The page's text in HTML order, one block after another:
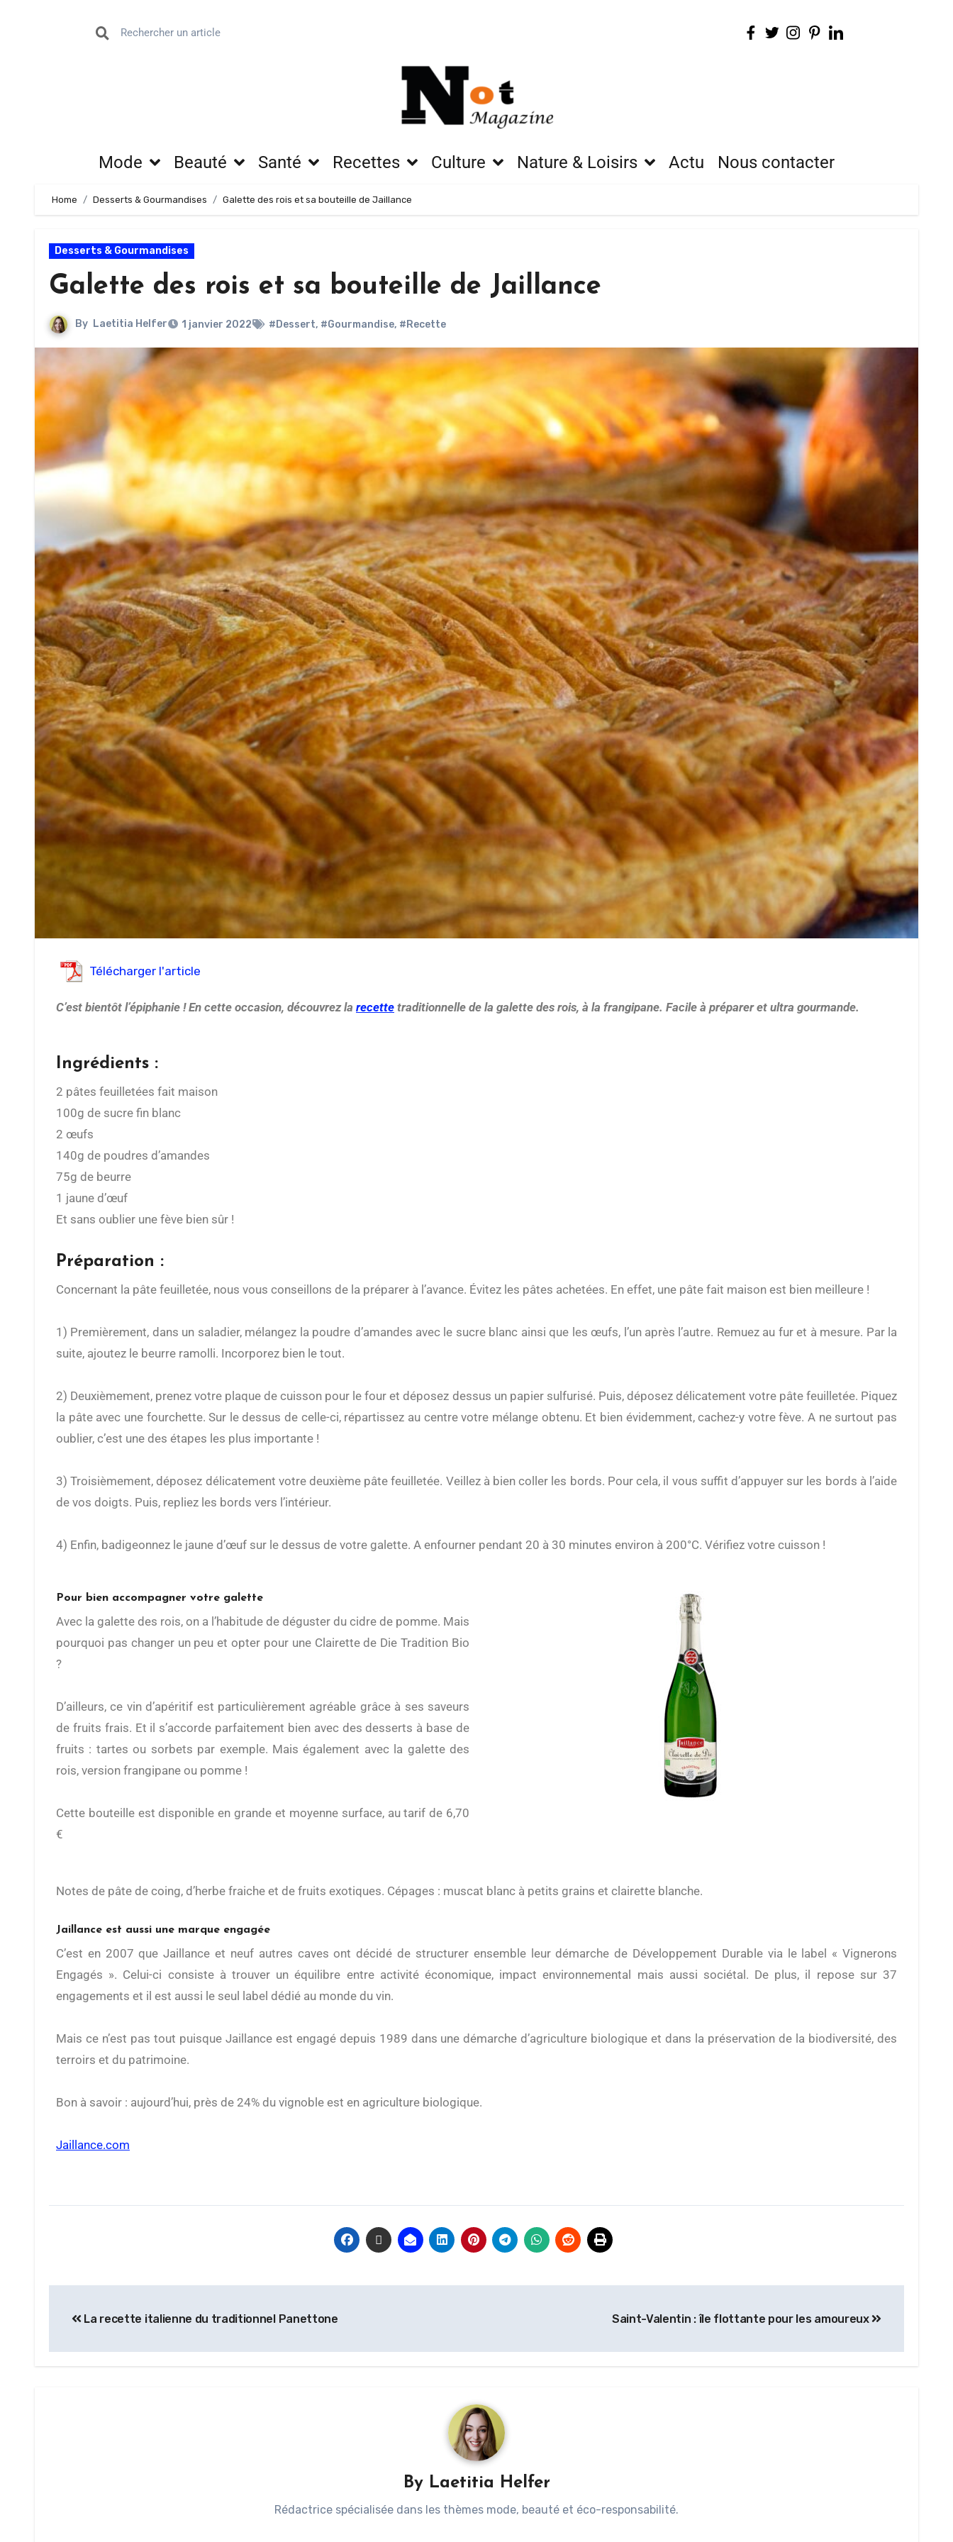
Mode Beauté Santé Recettes Culture Nature & Loisirs Actu Nous contacter
Home Desserts & Gourmandises Galette des rois et sa bouteille de Jaillance
Desserts & Gourmandises
Galette des rois et sa bouteille de Jaillance
By Laetitia Helfer 1 janvier 2022 #Dessert, #Gourmandise, #Recette
Télécharger l'article
C’est bientôt l’épiphanie ! En cette occasion, découvrez la recette traditionnelle de la galette des rois, à la frangipane. Facile à préparer et ultra gourmande.
Ingrédients :
2 pâtes feuilletées fait maison
100g de sucre fin blanc
2 œufs
140g de poudres d’amandes
75g de beurre
1 jaune d’œuf
Et sans oublier une fève bien sûr !
Préparation :
Concernant la pâte feuilletée, nous vous conseillons de la préparer à l’avance. Évitez les pâtes achetées. En effet, une pâte fait maison est bien meilleure !
1) Premièrement, dans un saladier, mélangez la poudre d’amandes avec le sucre blanc ainsi que les œufs, l’un après l’autre. Remuez au fur et à mesure. Par la
suite, ajoutez le beurre ramolli. Incorporez bien le tout.
2) Deuxièmement, prenez votre plaque de cuisson pour le four et déposez dessus un papier sulfurisé. Puis, déposez délicatement votre pâte feuilletée. Piquez
la pâte avec une fourchette. Sur le dessus de celle-ci, répartissez au centre votre mélange obtenu. Et bien évidemment, cachez-y votre fève. A ne surtout pas
oublier, c’est une des étapes les plus importante !
3) Troisièmement, déposez délicatement votre deuxième pâte feuilletée. Veillez à bien coller les bords. Pour cela, il vous suffit d’appuyer sur les bords à l’aide
de vos doigts. Puis, repliez les bords vers l’intérieur.
4) Enfin, badigeonnez le jaune d’œuf sur le dessus de votre galette. A enfourner pendant 20 à 30 minutes environ à 200°C. Vérifiez votre cuisson !
Pour bien accompagner votre galette
Avec la galette des rois, on a l’habitude de déguster du cidre de pomme. Mais
pourquoi pas changer un peu et opter pour une Clairette de Die Tradition Bio
?
D’ailleurs, ce vin d’apéritif est particulièrement agréable grâce à ses saveurs
de fruits frais. Et il s’accorde parfaitement bienavec des desserts à base de
fruits : tartes ou sorbets par exemple. Mais également avec la galette des
rois, version frangipane ou pomme !
Cette bouteille est disponible en grande et moyenne surface, au tarif de 6,70
€
Notes de pâte de coing, d’herbe fraiche et de fruits exotiques. Cépages : muscat blanc à petits grains et clairette blanche.
Jaillance est aussi une marque engagée
C’est en 2007 que Jaillance et neuf autres caves ont décidé de structurer ensemble leurdémarche de Développement Durable via le label « Vignerons
Engagés ». Celui-ci consiste à trouver un équilibre entre activité économique, impact environnemental mais aussi sociétal. De plus, il repose sur37
engagements et il est aussi le seul label dédié au monde du vin.
Mais ce n’est pas tout puisque Jaillance est engagédepuis 1989 dans une démarche d’agriculture biologique et dans la préservation de la biodiversité, des
terroirs et du patrimoine.
Bon à savoir : aujourd’hui, près de 24% du vignoble est en agriculture biologique.
Jaillance.com
La recette italienne du traditionnel Panettone Saint-Valentin : île flottante pour les amoureux
By Laetitia Helfer
Rédactrice spécialisée dans les thèmes mode, beauté et éco-responsabilité.